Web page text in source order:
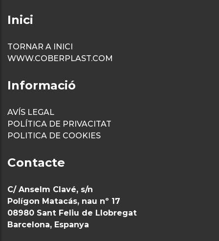
Inici
TORNAR A INICI
WWW.COBERPLAST.COM
Informació
AVÍS LEGAL
POLÍTICA DE PRIVACITAT
POLITICA DE COOKIES
Contacte
C/ Anselm Clavé, s/n
Polígon Matacás, nau nº 17
08980 Sant Feliu de Llobregat
Barcelona, Espanya